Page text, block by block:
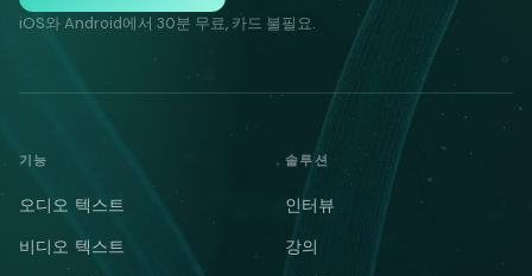
iOS와 Android에서 30분 무료, 카드 불필요.
기능
오디오 텍스트
비디오 텍스트
솔루션
인터뷰
강의